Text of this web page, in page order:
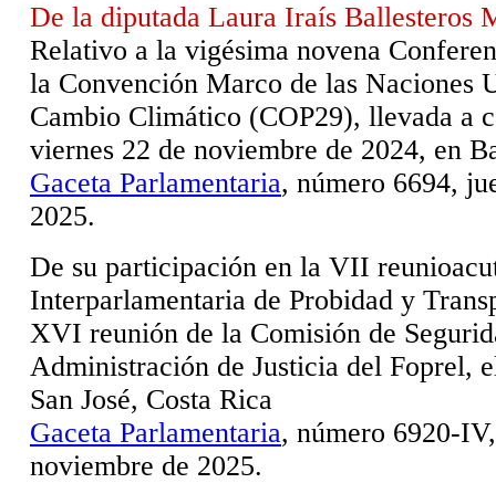
De la diputada Laura Iraís Ballesteros
Relativo a la vigésima novena
la Convención Marco de las Naciones
Cambio Climático (COP29), llevada a
viernes 22 de noviembre de 2024, en
Gaceta Parlamentaria, número 6694,
2025.
De su participación en la VII
Interparlamentaria de Probidad y
XVI reunión de la Comisión de
Administración de Justicia del Foprel,
San José, Costa Rica
Gaceta Parlamentaria, número 6920-
noviembre de 2025.